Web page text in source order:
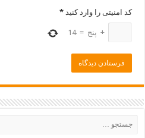
کد امنیتی را وارد کنید *
+ پنج =
14